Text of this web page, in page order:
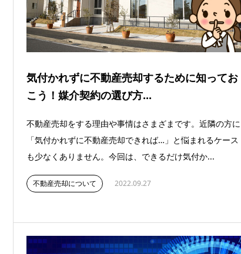
気付かれずに不動産売却するために知ってお
こう！媒介契約の選び方...
不動産売却をする理由や事情はさまざまです。近隣の方に
「気付かれずに不動産売却できれば…」と悩まれるケース
も少なくありません。今回は、できるだけ気付か...
不動産売却について 2022.09.27